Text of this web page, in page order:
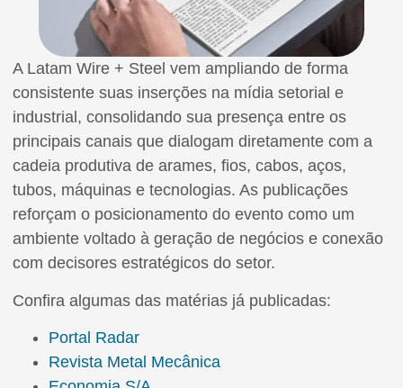
A Latam Wire + Steel vem ampliando de forma
consistente suas inserções na mídia setorial e
industrial, consolidando sua presença entre os
principais canais que dialogam diretamente com a
cadeia produtiva de arames, fios, cabos, aços,
tubos, máquinas e tecnologias. As publicações
reforçam o posicionamento do evento como um
ambiente voltado à geração de negócios e conexão
com decisores estratégicos do setor.
Confira algumas das matérias já publicadas:
Portal Radar
Revista Metal Mecânica